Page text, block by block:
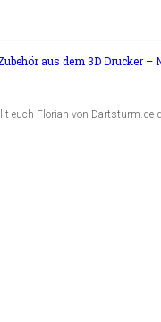
aus dem 3D Drucker –
euch Florian von Dartsturm.de